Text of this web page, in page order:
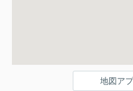
地図ア